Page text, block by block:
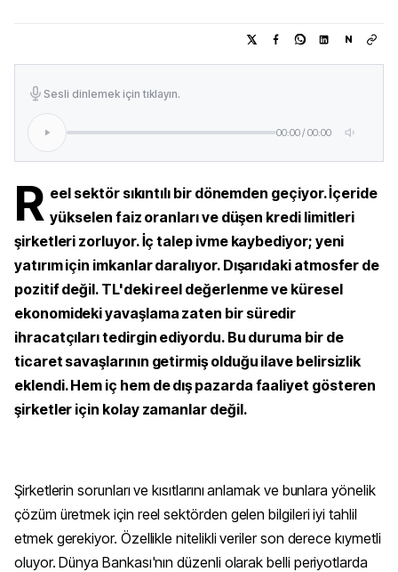
N
Sesli dinlemek için tıklayın.
00:00/00:00
R eel sektör sıkıntılı bir dönemden geçiyor. İçeride
yükselen faiz oranları ve düşen kredi limitleri
şirketleri zorluyor. İç talep ivme kaybediyor; yeni
yatırım için imkanlar daralıyor. Dışarıdaki atmosfer de
pozitif değil. TL'deki reel değerlenme ve küresel
ekonomideki yavaşlama zaten bir süredir
ihracatçıları tedirgin ediyordu. Bu duruma bir de
ticaret savaşlarının getirmiş olduğu ilave belirsizlik
eklendi. Hem iç hem de dış pazarda faaliyet gösteren
şirketler için kolay zamanlar değil.
Şirketlerin sorunları ve kısıtlarını anlamak ve bunlara yönelik
çözüm üretmek için reel sektörden gelen bilgileri iyi tahlil
etmek gerekiyor. Özellikle nitelikli veriler son derece kıymetli
oluyor. Dünya Bankası'nın düzenli olarak belli periyotlarda